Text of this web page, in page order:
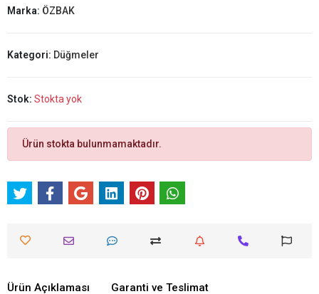
Marka: ÖZBAK
Kategori: Düğmeler
Stok: Stokta yok
Ürün stokta bulunmamaktadır.
Ürün Açıklaması Garanti ve Teslimat